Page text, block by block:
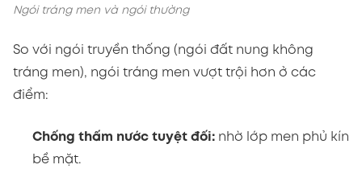
Ngói tráng men và ngói thường
So với ngói truyền thống (ngói đất nung không
tráng men), ngói tráng men vượt trội hơn ở các
điểm:
Chống thấm nước tuyệt đối: nhờ lớp men phủ kín
bề mặt.